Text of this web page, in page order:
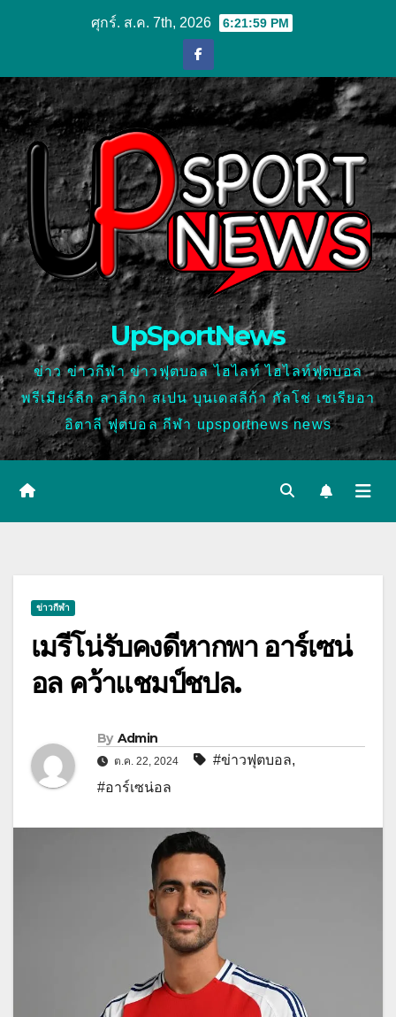
ศุกร์. ส.ค. 7th, 2026 6:22:00 PM
UpSportNews
ข่าว ข่าวกีฬา ข่าวฟุตบอล ไฮไลท์ ไฮไลท์ฟุตบอล
พรีเมียร์ลีก ลาลีกา สเปน บุนเดสลีก้า กัลโช่ เซเรียอา
อิตาลี ฟุตบอล กีฬา upsportnews news
ข่าวกีฬา
เมรีโน่รับคงดีหากพา อาร์เซน่
อล คว้าแชมป์ชปล.
By Admin
ต.ค. 22, 2024 #ข่าวฟุตบอล,
#อาร์เซน่อล